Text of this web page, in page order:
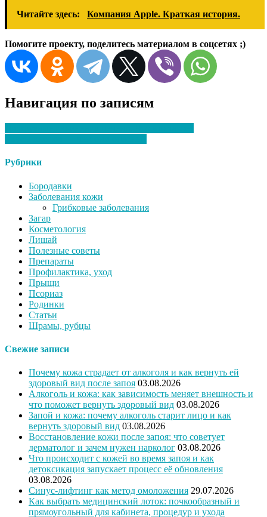
Читайте здесь:
Компания Apple. Краткая история.
Помогите проекту, поделитесь материалом в соцсетях ;)
Навигация по записям
Рубрики
Бородавки
Заболевания кожи
Грибковые заболевания
Загар
Косметология
Лишай
Полезные советы
Препараты
Профилактика, уход
Прыщи
Псориаз
Родинки
Статьи
Шрамы, рубцы
Свежие записи
Почему кожа страдает от алкоголя и как вернуть ей
здоровый вид после запоя 03.08.2026
Алкоголь и кожа: как зависимость меняет внешность и
что поможет вернуть здоровый вид 03.08.2026
Запой и кожа: почему алкоголь старит лицо и как
вернуть здоровый вид 03.08.2026
Восстановление кожи после запоя: что советует
дерматолог и зачем нужен нарколог 03.08.2026
Что происходит с кожей во время запоя и как
детоксикация запускает процесс её обновления
03.08.2026
Синус-лифтинг как метод омоложения 29.07.2026
Как выбрать медицинский лоток: почкообразный и
прямоугольный для кабинета, процедур и ухода